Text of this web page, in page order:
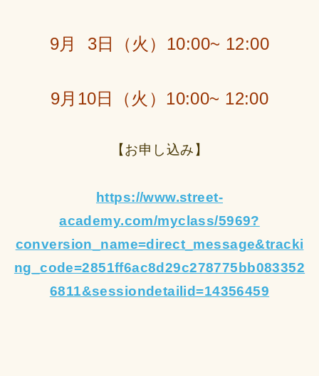
9月 3日（火）10:00~ 12:00
9月10日（火）10:00~ 12:00
【お申し込み】
https://www.street-
academy.com/myclass/5969?
conversion_name=direct_message&tracki
ng_code=2851ff6ac8d29c278775bb083352
6811&sessiondetailid=14356459